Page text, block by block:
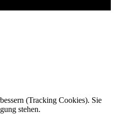
(Tracking Cookies). Sie
stehen.